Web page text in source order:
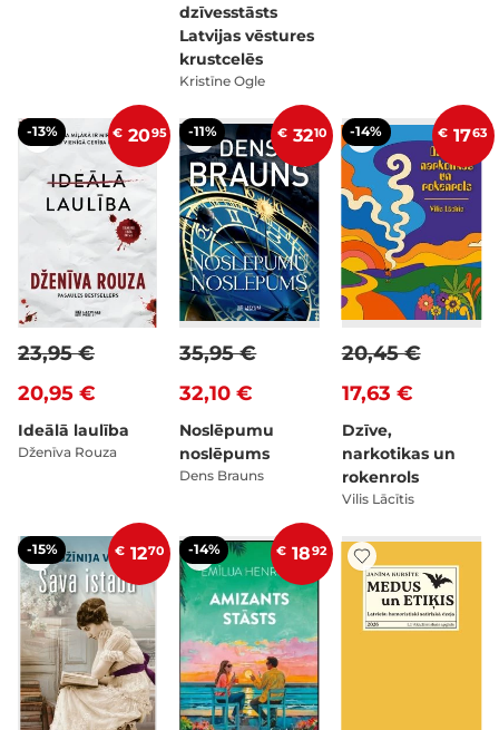
dzīvesstāsts
Latvijas vēstures
krustcelēs
Kristīne Ogle
-13% € 2095
20,95 €
23,95 €
Ideālā laulība
Dženīva Rouza
-11% € 3210
32,10 €
35,95 €
Noslēpumu
noslēpums
Dens Brauns
-14% € 1763
17,63 €
20,45 €
Dzīve,
narkotikas un
rokenrols
Vilis Lācītis
-15% € 1270 -14% € 1892